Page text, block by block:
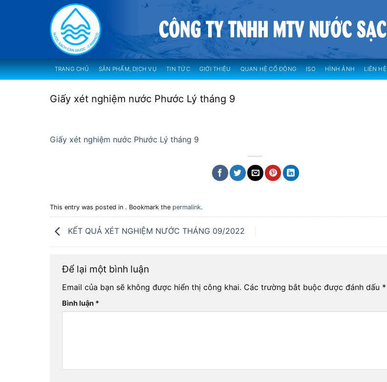
TRANG CHỦ SẢN PHẨM, DỊCH VỤ TIN TỨC GIỚI THIỆU QUAN HỆ CỔ ĐÔNG ISO HÌNH ẢNH LIÊN HỆ
Giấy xét nghiệm nước Phước Lý tháng 9
Giấy xét nghiệm nước Phước Lý tháng 9
This entry was posted in . Bookmark the permalink.
KẾT QUẢ XÉT NGHIỆM NƯỚC THÁNG 09/2022
Để lại một bình luận
Email của bạn sẽ không được hiển thị công khai. Các trường bắt buộc được đánh dấu *
Bình luận *